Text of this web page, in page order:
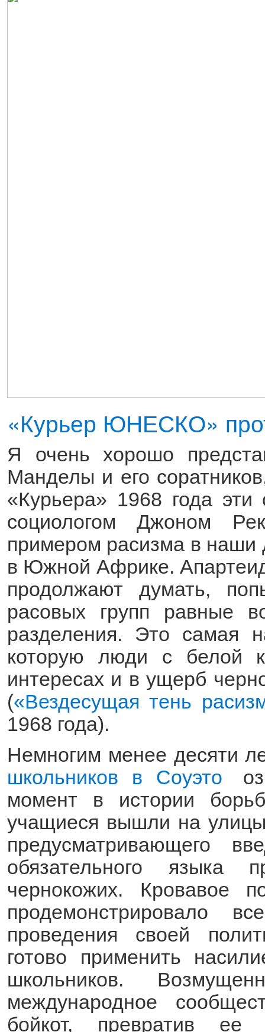
«Курьер ЮНЕСКО»
Я очень хорошо
Манделы и его
«Курьера» 1968 года эти
социологом Джоном
примером расизма в наши
в Южной Африке.
продолжают думать,
расовых групп равные
разделения. Это самая
которую люди с белой
интересах и в ущерб
(«Вездесущая тень
1968 года).
Немногим менее десяти
школьников в Соуэто
момент в истории
учащиеся вышли на улицы
предусматривающего
обязательного языка
чернокожих. Кровавое
продемонстрировало
проведения своей
готово применить
школьников.
международное
бойкот, превратив ее